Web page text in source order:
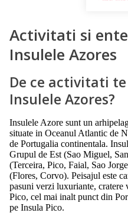
Activitati si
Insulele Azores
De ce activitati
Insulele Azores?
Insulele Azore sunt un
situate in Oceanul Atlantic de
de Portugalia continentala.
Grupul de Est (Sao Miguel,
(Terceira, Pico, Faial, Sao
(Flores, Corvo). Peisajul este
pasuni verzi luxuriante,
Pico, cel mai inalt punct din
pe Insula Pico.